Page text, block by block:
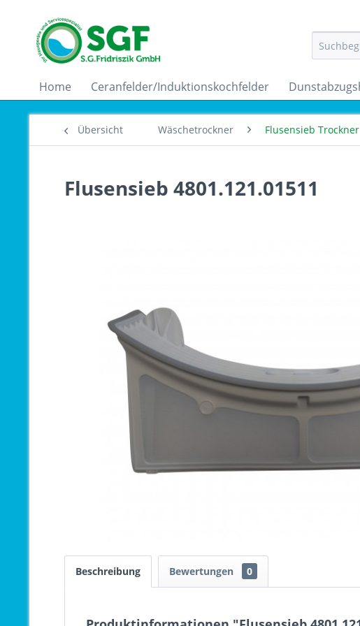
Home Ceranfelder/Induktionskochfelder
Übersicht Wäschetrockner Flusensieb Trockner
Flusensieb 4801.121.01511
Beschreibung Bewertungen 0